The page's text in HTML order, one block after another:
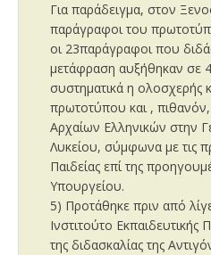
Για παράδειγμα, στον
παράγραφοι του
οι 23παράγραφοι που
μετάφραση αυξήθηκαν σε
συστηματικά η ολοσχερής
πρωτοτύπου και ,
Αρχαίων Ελληνικών στην
Λυκείου, σύμφωνα με τις
Παιδείας επί της
Υπουργείου.
5) Προτάθηκε πριν από
Ινστιτούτο Εκπαιδευτικής
της διδασκαλίας της